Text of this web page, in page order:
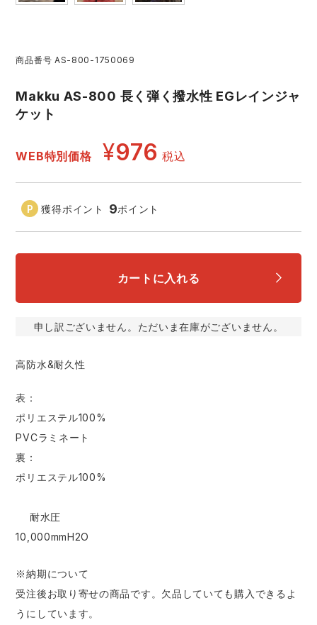
ファン付き作業着・空調服
電熱ウェア・ヒートウェア
刺繍・プリント加工対象商品
アイトス ランキング
ジーベック ランキング
ネーム刺繍・プリント加工対象商品
作業着
ニット
エアークラフト
サーヴォ セロリー 大阪支店
アタックベース
東洋物産工業
弘進ゴム 藤井電工
福山ゴム工業
商品番号 AS-800-1750069
Makku AS-800 長く弾く撥水性 EGレインジャ
ケット
WEB特別価格 ¥976 税込
獲得ポイント 9ポイント
カートに入れる
申し訳ございません。ただいま在庫がございません。
高防水&耐久性
表：
ポリエステル100%
PVCラミネート
裏：
ポリエステル100%
耐水圧
10,000mmH2O
※納期について
受注後お取り寄せの商品です。欠品していても購入できるよ
うにしています。